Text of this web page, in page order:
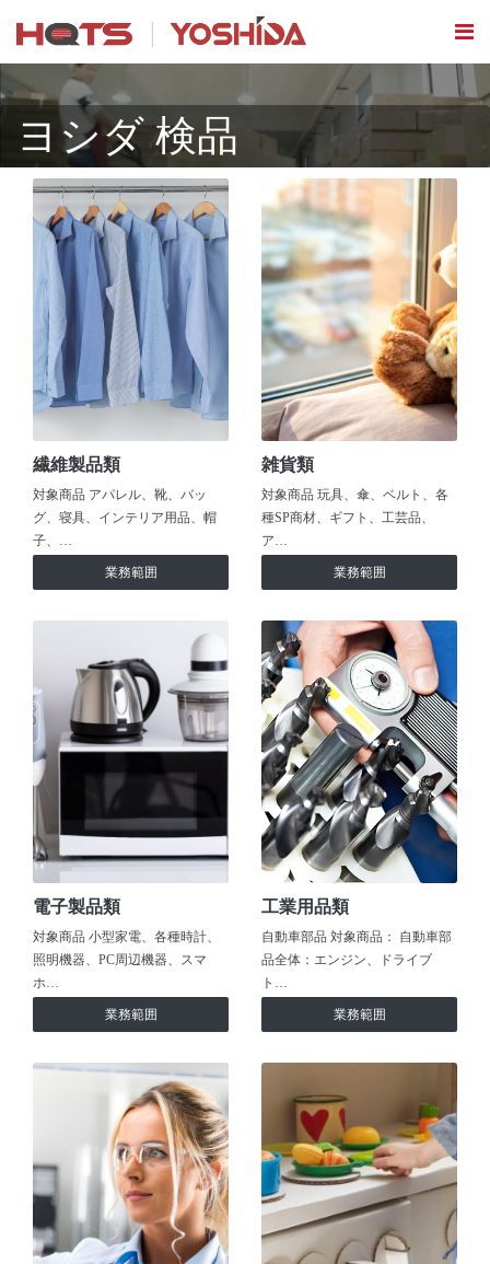
ヨシダ 検品
繊維製品類
対象商品 アパレル、靴、バッ
グ、寝具、インテリア用品、帽
子、…
業務範囲
雑貨類
対象商品 玩具、傘、ベルト、各
種SP商材、ギフト、工芸品、
ア…
業務範囲
電子製品類
対象商品 小型家電、各種時計、
照明機器、PC周辺機器、スマ
ホ…
業務範囲
工業用品類
自動車部品 対象商品： 自動車部
品全体：エンジン、ドライブ
ト…
業務範囲